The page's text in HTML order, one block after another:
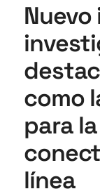
como
para
línea